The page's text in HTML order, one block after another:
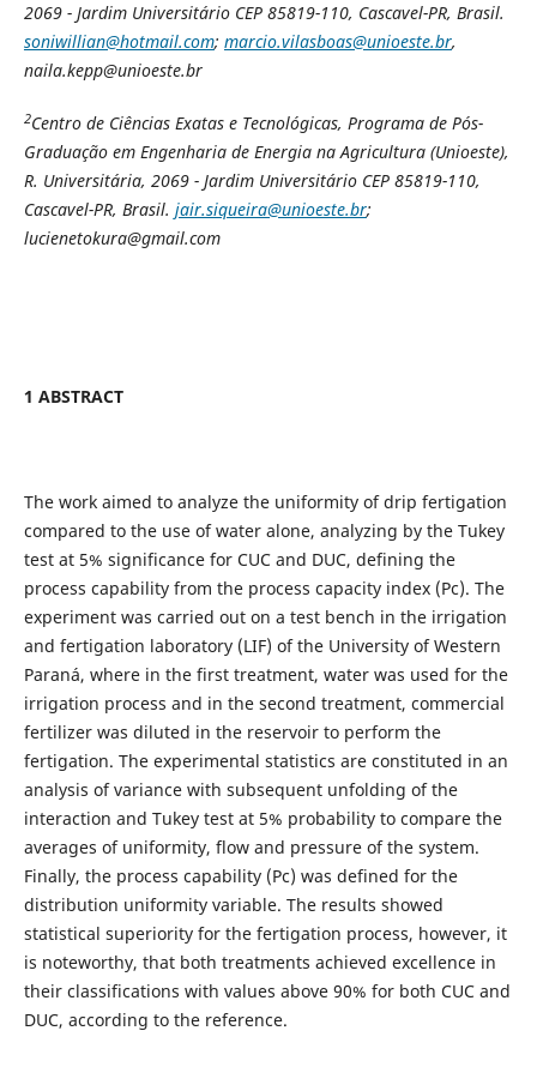
2069 - Jardim Universitário CEP 85819-110, Cascavel-PR, Brasil.
soniwillian@hotmail.com; marcio.vilasboas@unioeste.br,
naila.kepp@unioeste.br
2Centro de Ciências Exatas e Tecnológicas, Programa de Pós-
Graduação em Engenharia de Energia na Agricultura (Unioeste),
R. Universitária, 2069 - Jardim Universitário CEP 85819-110,
Cascavel-PR, Brasil. jair.siqueira@unioeste.br;
lucienetokura@gmail.com
1 ABSTRACT
The work aimed to analyze the uniformity of drip fertigation
compared to the use of water alone, analyzing by the Tukey
test at 5% significance for CUC and DUC, defining the
process capability from the process capacity index (Pc). The
experiment was carried out on a test bench in the irrigation
and fertigation laboratory (LIF) of the University of Western
Paraná, where in the first treatment, water was used for the
irrigation process and in the second treatment, commercial
fertilizer was diluted in the reservoir to perform the
fertigation. The experimental statistics are constituted in an
analysis of variance with subsequent unfolding of the
interaction and Tukey test at 5% probability to compare the
averages of uniformity, flow and pressure of the system.
Finally, the process capability (Pc) was defined for the
distribution uniformity variable. The results showed
statistical superiority for the fertigation process, however, it
is noteworthy, that both treatments achieved excellence in
their classifications with values ​​above 90% for both CUC and
DUC, according to the reference.